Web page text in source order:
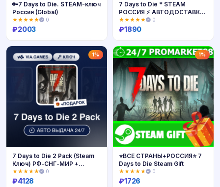
Купить
🔑7 Days to Die. STEAM-ключ
Россия (Global)
★★★★★ 0
₽2003
Купить
7 Days to Die * STEAM
РОССИЯ ⚡ АВТОДОСТАВКА
💳0% КАРТЫ
★★★★★ 0
₽1890
1%
7 Days to Die 2 Pack (Steam
Ключ) РФ-СНГ-МИР +
ПОДАРОК
★★★★★ 0
₽4128
1%
⭐️ВСЕ СТРАНЫ+РОССИЯ⭐️ 7
Days to Die Steam Gift
★★★★★ 0
₽1726